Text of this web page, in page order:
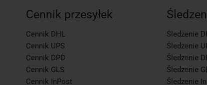
Cennik przesyłek
Cennik DHL
Cennik UPS
Cennik DPD
Cennik GLS
Cennik InPost
Śledzenie
Śledzenie
Śledzenie
Śledzenie
Śledzenie